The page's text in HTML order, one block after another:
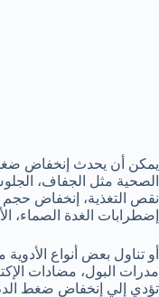
يمكن أن يحدث إنخفاض
الصحية مثل الجفاف،
نقص التغذية، إنخفاض
إضطرابات الغدة الصماء،
أو تناول بعض أنواع
مدرات البول، مضادات
تؤدي إلي إنخفاض ضغط